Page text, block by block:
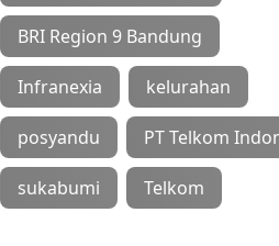
BRI Region 9 Bandung
Infranexia kelurahan
posyandu PT Telkom
sukabumi Telkom